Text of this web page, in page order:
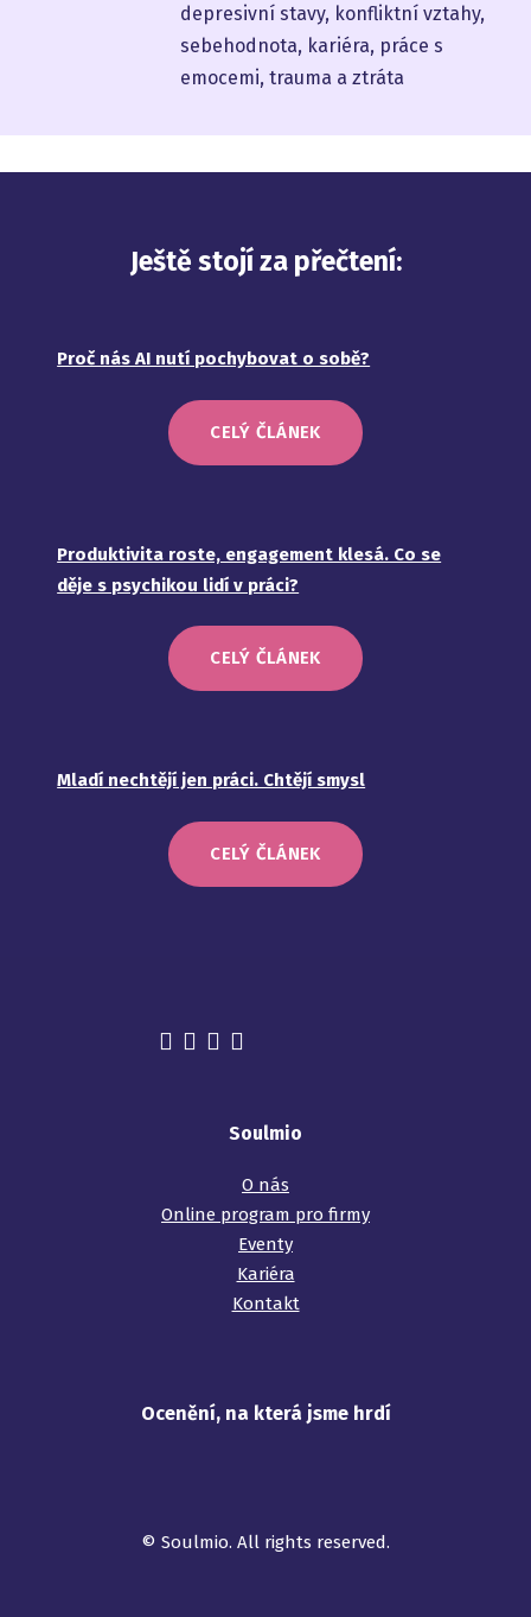
depresivní stavy, konfliktní vztahy,
sebehodnota, kariéra, práce s
emocemi, trauma a ztráta
Ještě stojí za přečtení:
Proč nás AI nutí pochybovat o sobě?
CELÝ ČLÁNEK
Produktivita roste, engagement klesá. Co se
děje s psychikou lidí v práci?
CELÝ ČLÁNEK
Mladí nechtějí jen práci. Chtějí smysl
CELÝ ČLÁNEK
Soulmio
O nás
Online program pro firmy
Eventy
Kariéra
Kontakt
Ocenění, na která jsme hrdí
©️ Soulmio. All rights reserved.